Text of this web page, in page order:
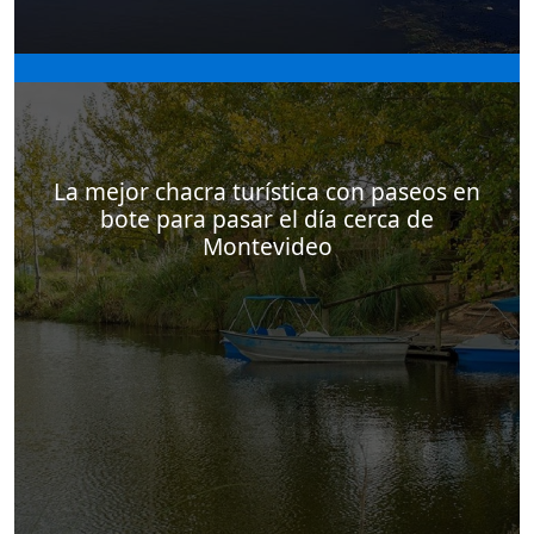
La Macarena es una chacra turística con una
ubicación privilegiada en los humedales de Santa
Lucía. Te contamos lo que La Macarena puede
ofrecerte para disfrutar del Montevideo salvaje.
La mejor chacra turística con paseos en
bote para pasar el día cerca de
Montevideo